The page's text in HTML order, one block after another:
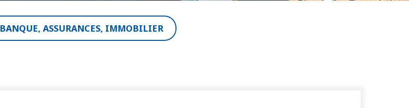
BANQUE, ASSURANCES, IMMOBILIER